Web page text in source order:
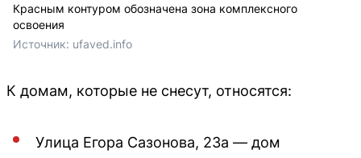
Красным контуром обозначена зона комплексного
освоения
Источник: ufaved.info
К домам, которые не снесут, относятся:
Улица Егора Сазонова, 23а — дом